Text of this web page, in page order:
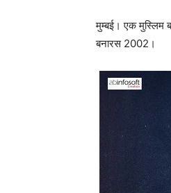
मुम्‍बई। एक मुस्‍लिम
बनारस 2002।